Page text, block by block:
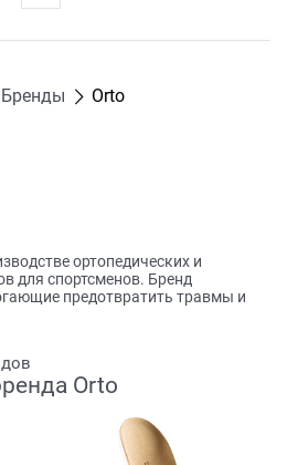
Бренды Orto
ортопедических и
для спортсменов. Бренд
предотвратить травмы и
Orto